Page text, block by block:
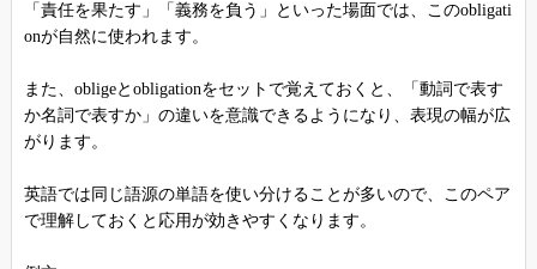
「責任を果たす」「義務を負う」といった場面では、このobligati
onが自然に使われます。
また、obligeとobligationをセットで覚えておくと、「動詞で表す
か名詞で表すか」の違いを意識できるようになり、表現の幅が広
がります。
英語では同じ語源の単語を使い分けることが多いので、このペア
で理解しておくと応用が効きやすくなります。